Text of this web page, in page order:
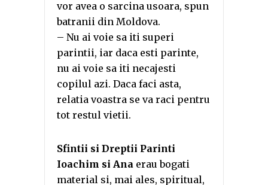
vor avea o sarcina usoara, spun
batranii din Moldova.
– Nu ai voie sa iti superi
parintii, iar daca esti parinte,
nu ai voie sa iti necajesti
copilul azi. Daca faci asta,
relatia voastra se va raci pentru
tot restul vietii.
Sfintii si Dreptii Parinti
Ioachim si Ana erau bogati
material si, mai ales, spiritual,